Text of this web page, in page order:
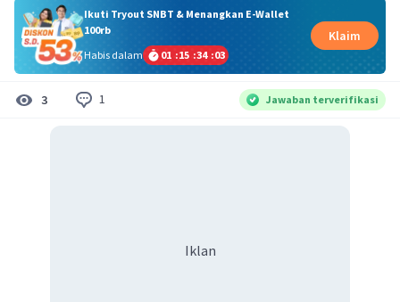
Ikuti Tryout SNBT & Menangkan E-Wallet
100rb
Habis dalam
01 :15 :34 :03
Klaim
3 1 Jawaban terverifikasi
Iklan